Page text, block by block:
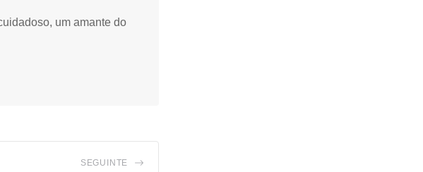
um amante do
SEGUINTE